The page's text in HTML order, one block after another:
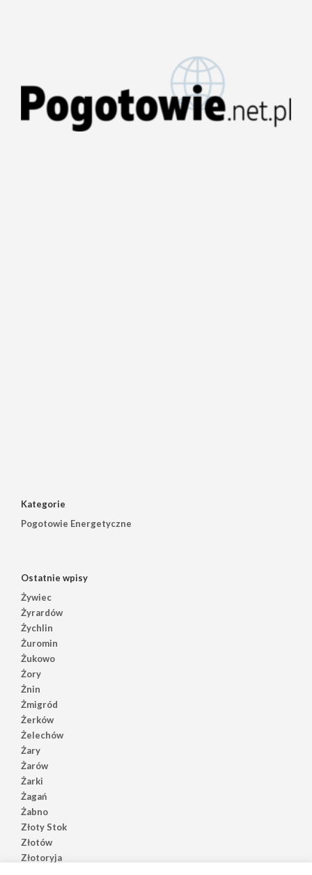
Kategorie
Pogotowie Energetyczne
Ostatnie wpisy
Żywiec
Żyrardów
Żychlin
Żuromin
Żukowo
Żory
Żnin
Żmigród
Żerków
Żelechów
Żary
Żarów
Żarki
Żagań
Żabno
Złoty Stok
Złotów
Złotoryja